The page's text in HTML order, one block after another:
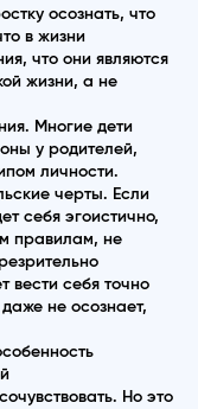
осознать, что
в жизни
что они являются
жизни, а не
Многие дети
у родителей,
личности.
черты. Если
себя эгоистично,
правилам, не
вести себя точно
не осознает,
Но это